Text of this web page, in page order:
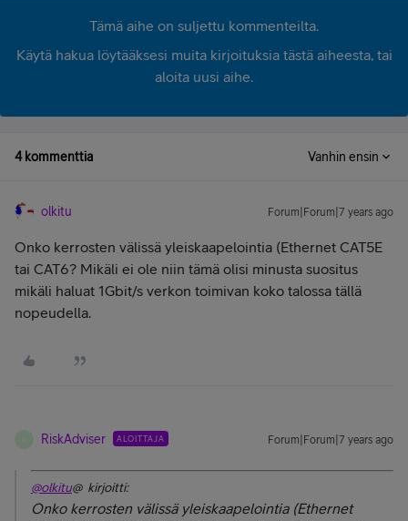
Tämä aihe on suljettu kommenteilta.
Käytä hakua löytääksesi muita kirjoituksia tästä aiheesta, tai
aloita uusi aihe.
4 kommenttia Vanhin ensin
olkitu Forum|Forum|7 years ago
Onko kerrosten välissä yleiskaapelointia (Ethernet CAT5E
tai CAT6? Mikäli ei ole niin tämä olisi minusta suositus
mikäli haluat 1Gbit/s verkon toimivan koko talossa tällä
nopeudella.
RiskAdviser ALOITTAJA Forum|Forum|7 years ago
@olkitu@ kirjoitti:
Onko kerrosten välissä yleiskaapelointia (Ethernet